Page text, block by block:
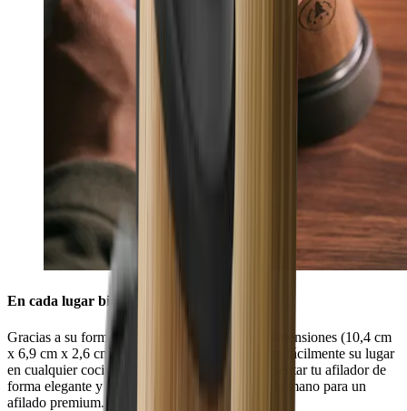
En cada lugar bien colocado
Gracias a su forma discreta y a sus reducidas dimensiones (10,4 cm
x 6,9 cm x 2,6 cm), el HORL® Dock encuentra fácilmente su lugar
en cualquier cocina. De este modo, puedes presentar tu afilador de
forma elegante y tenerlo siempre al alcance de la mano para un
afilado premium.